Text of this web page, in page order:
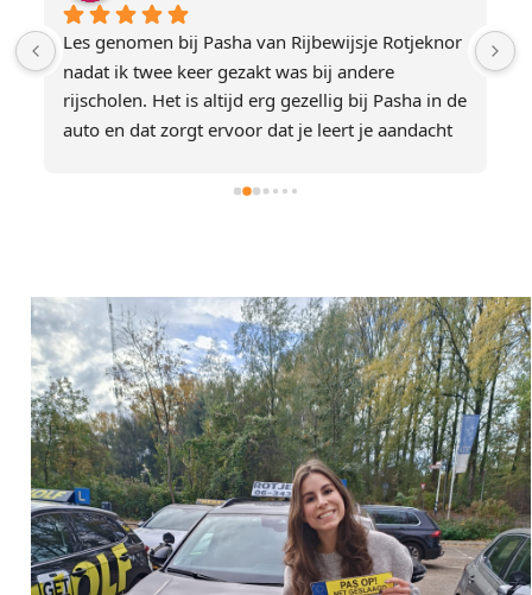
Les genomen bij Pasha van Rijbewijsje Rotjeknor
nadat ik twee keer gezakt was bij andere
rijscholen. Het is altijd erg gezellig bij Pasha in de
auto en dat zorgt ervoor dat je leert je aandacht
vrienden/familie bent in plaats van met een
zodanig dat ik heb besloten geen faalangst
examen af te nemen en raad eens? Geslaagd!